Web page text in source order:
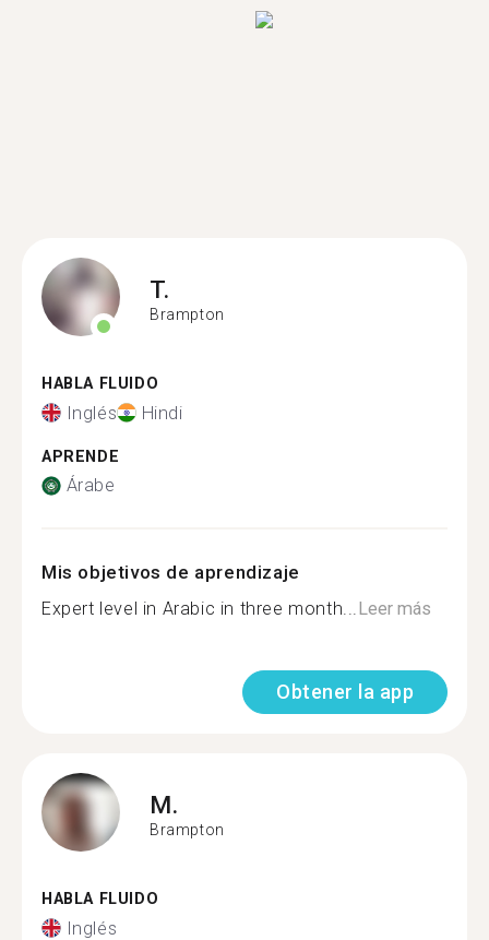
T.
Brampton
HABLA FLUIDO
Inglés Hindi
APRENDE
Árabe
Mis objetivos de aprendizaje
Expert level in Arabic in three month...Leer más
Obtener la app
M.
Brampton
HABLA FLUIDO
Inglés